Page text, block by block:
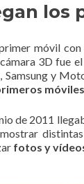
móvil con
3D fue
Samsung y
de 2011
fotos y